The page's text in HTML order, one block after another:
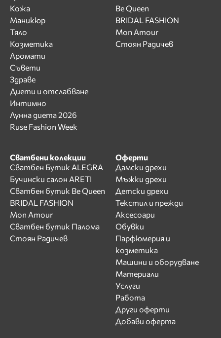
Кожа
Маникюр
Тяло
Козметика
Аромати
Съвети
Здраве
Диети и отслабване
Интимно
Лунна диета 2026
Ruse Fashion Week
Be Queen
BRIDAL FASHION
Mon Amour
Стоян Радичев
Сватбени колекции
Сватбен Бутик ALEGRA
Бучински салон ARETI
Сватбен бутик Be Queen
BRIDAL FASHION
Mon Amour
Сватбен бутик Палома
Стоян Радичев
Оферти
Дамски дрехи
Мъжки дрехи
Детски дрехи
Текстил и прежди
Аксесоари
Обувки
Парфюмерия и
козметика
Машини и оборудване
Материали
Услуги
Работа
Други оферти
Добави оферта